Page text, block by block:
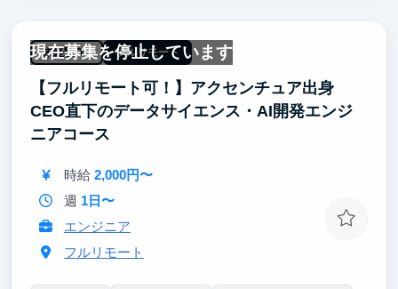
「再生数」「アプリDL数」といった事業成果に直結す
る数字を追え、それに基づいてしっかりとインセンテ
ィブも支給。自分の施策がプロダクトの成長にどう影
響するかを体感できる環境であり就活で数字で語れる
ガクチカを作れます。
現在募集を停止しています
未経験OK フルリモート
【フルリモート可！】アクセンチュア出身
CEO直下のデータサイエンス・AI開発エンジ
ニアコース
時給 2,000円〜
週 1日〜
エンジニア
フルリモート